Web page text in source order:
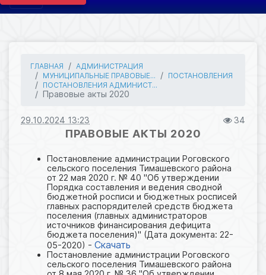
ГЛАВНАЯ
АДМИНИСТРАЦИЯ
МУНИЦИПАЛЬНЫЕ ПРАВОВЫЕ...
ПОСТАНОВЛЕНИЯ
ПОСТАНОВЛЕНИЯ АДМИНИСТ...
Правовые акты 2020
29.10.2024 13:23 34
ПРАВОВЫЕ АКТЫ 2020
Постановление администрации Роговского
сельского поселения Тимашевского района
от 22 мая 2020 г. № 40 "Об утверждении
Порядка составления и ведения сводной
бюджетной росписи и бюджетных росписей
главных распорядителей средств бюджета
поселения (главных администраторов
источников финансирования дефицита
бюджета поселения)" (Дата документа: 22-
05-2020) - Скачать
Постановление администрации Роговского
сельского поселения Тимашевского района